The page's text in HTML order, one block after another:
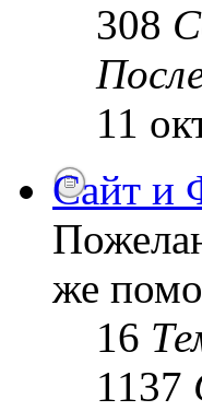
308
11
Сайт и
же
16
1137